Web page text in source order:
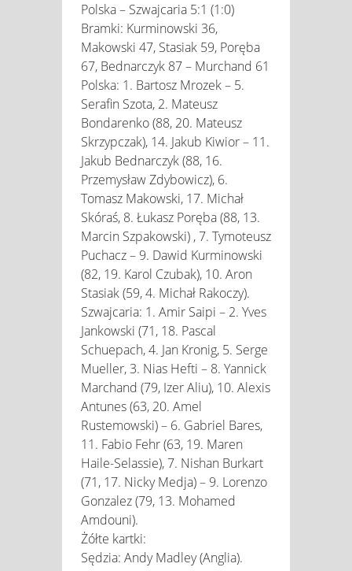
Polska – Szwajcaria 5:1 (1:0)
Bramki: Kurminowski 36,
Makowski 47, Stasiak 59, Poręba
67, Bednarczyk 87 – Murchand 61
Polska: 1. Bartosz Mrozek – 5.
Serafin Szota, 2. Mateusz
Bondarenko (88, 20. Mateusz
Skrzypczak), 14. Jakub Kiwior – 11.
Jakub Bednarczyk (88, 16.
Przemysław Zdybowicz), 6.
Tomasz Makowski, 17. Michał
Skóraś, 8. Łukasz Poręba (88, 13.
Marcin Szpakowski) , 7. Tymoteusz
Puchacz – 9. Dawid Kurminowski
(82, 19. Karol Czubak), 10. Aron
Stasiak (59, 4. Michał Rakoczy).
Szwajcaria: 1. Amir Saipi – 2. Yves
Jankowski (71, 18. Pascal
Schuepach, 4. Jan Kronig, 5. Serge
Mueller, 3. Nias Hefti – 8. Yannick
Marchand (79, Izer Aliu), 10. Alexis
Antunes (63, 20. Amel
Rustemowski) – 6. Gabriel Bares,
11. Fabio Fehr (63, 19. Maren
Haile-Selassie), 7. Nishan Burkart
(71, 17. Nicky Medja) – 9. Lorenzo
Gonzalez (79, 13. Mohamed
Amdouni).
Żółte kartki:
Sędzia: Andy Madley (Anglia).